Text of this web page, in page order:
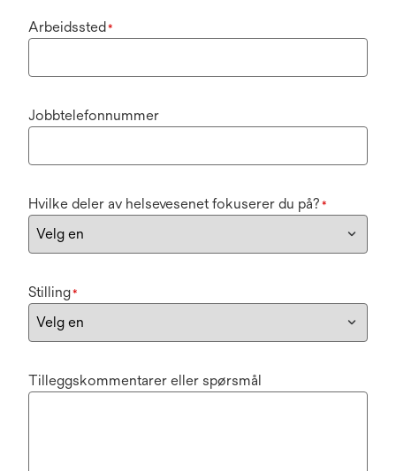
Arbeidssted*
Jobbtelefonnummer
Hvilke deler av helsevesenet fokuserer du på? *
Stilling*
Tilleggskommentarer eller spørsmål